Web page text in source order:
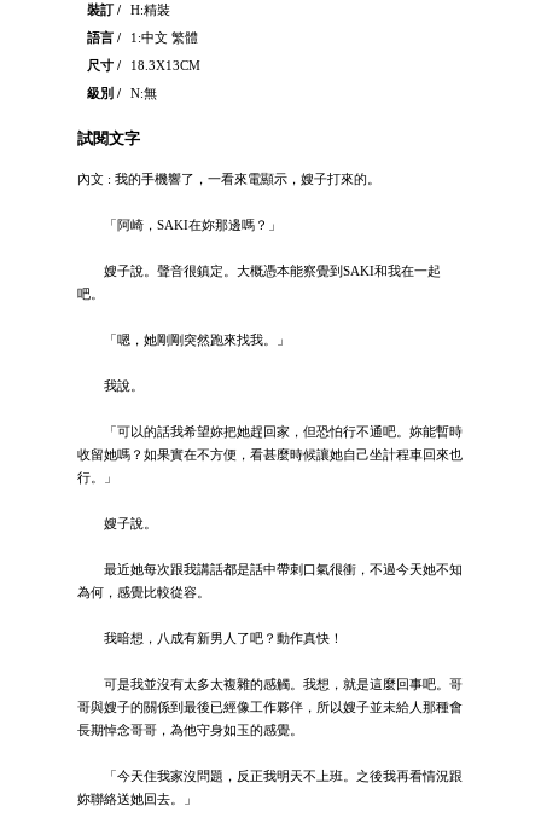
裝訂 /
H:精裝
語言 /
1:中文 繁體
尺寸 /
18.3X13CM
級別 /
N:無
試閱文字
內文 : 我的手機響了，一看來電顯示，嫂子打來的。
「阿崎，SAKI在妳那邊嗎？」
嫂子說。聲音很鎮定。大概憑本能察覺到SAKI和我在一起
吧。
「嗯，她剛剛突然跑來找我。」
我說。
「可以的話我希望妳把她趕回家，但恐怕行不通吧。妳能暫時
收留她嗎？如果實在不方便，看甚麼時候讓她自己坐計程車回來也
行。」
嫂子說。
最近她每次跟我講話都是話中帶刺口氣很衝，不過今天她不知
為何，感覺比較從容。
我暗想，八成有新男人了吧？動作真快！
可是我並沒有太多太複雜的感觸。我想，就是這麼回事吧。哥
哥與嫂子的關係到最後已經像工作夥伴，所以嫂子並未給人那種會
長期悼念哥哥，為他守身如玉的感覺。
「今天住我家沒問題，反正我明天不上班。之後我再看情況跟
妳聯絡送她回去。」